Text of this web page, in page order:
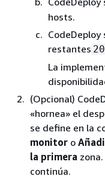
hosts.
restantes 20
La
(Opcional)
«hornea» el
se define en la
monitor o
la primera
continúa.